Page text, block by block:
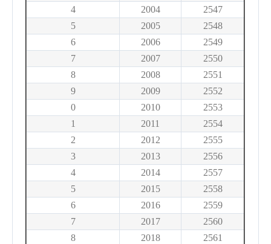
4
2004
2547
5
2005
2548
6
2006
2549
7
2007
2550
8
2008
2551
9
2009
2552
0
2010
2553
1
2011
2554
2
2012
2555
3
2013
2556
4
2014
2557
5
2015
2558
6
2016
2559
7
2017
2560
8
2018
2561